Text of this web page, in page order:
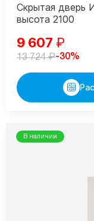
Скрытая дверь
высота 2100
9 607 ₽
13 724₽-30%
В наличии